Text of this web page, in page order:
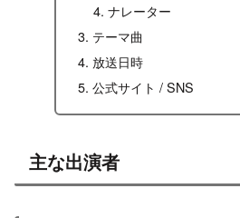
ナレーター
テーマ曲
放送日時
公式サイト / SNS
主な出演者